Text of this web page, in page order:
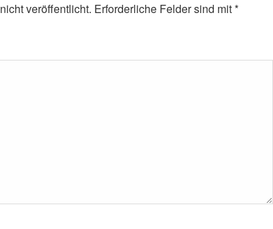
veröffentlicht. Erforderliche Felder sind mit*